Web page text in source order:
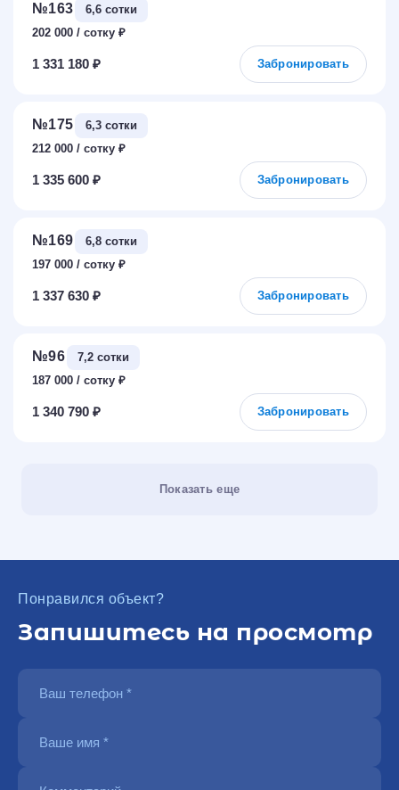
№163
6,6 сотки
202 000
₽
1 331 180 ₽ Забронировать
№175
6,3 сотки
212 000
₽
1 335 600 ₽ Забронировать
№169
6,8 сотки
197 000
₽
1 337 630 ₽ Забронировать
№96
7,2 сотки
187 000
₽
1 340 790 ₽ Забронировать
Показать еще
Понравился объект?
Запишитесь на просмотр